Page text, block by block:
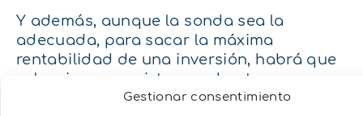
Gestionar consentimiento
Y además, aunque la sonda sea la
adecuada, para sacar la máxima
rentabilidad de una inversión, habrá que
seleccionar un sistema robusto y
asequible, instalar las sondas según unas